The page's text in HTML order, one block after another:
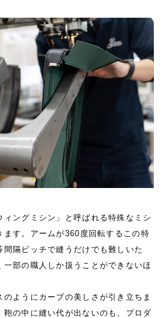
ングミシン」と呼ばれる特殊なミシ
ます。アームが360度回転するこの特
隔ピッチで縫うだけでも難しいた
部の職人しか扱うことができないほ
ようにカーブの美しさが引き立ちま
の中に縫い代が出ないのも、プロダ